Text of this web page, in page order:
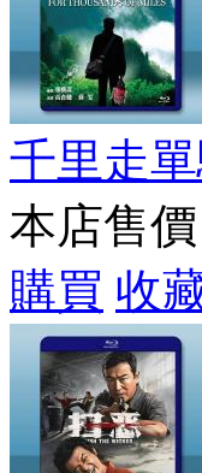
千里走
本店售價
購買 收